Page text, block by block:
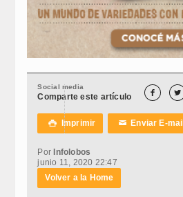
Social media
Comparte este artículo  
 Imprimir ✉Enviar E-mail
Por Infolobos
junio 11, 2020 22:47
Volver a la Home